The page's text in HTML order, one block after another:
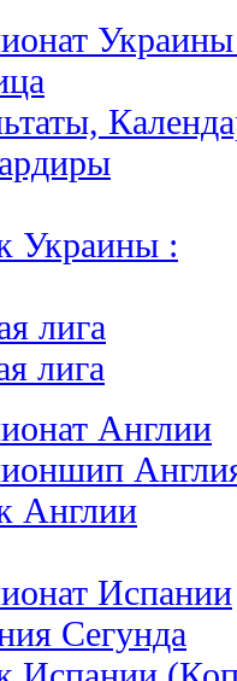
Украины :
лига
лига
Англии
Англии
Испании
Сегунда